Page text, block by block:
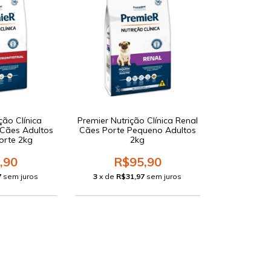
Clínica
Adultos
2kg
sem juros
Premier Nutrição Clínica Renal
Cães Porte Pequeno Adultos
2kg
R$95,90
3 x de R$31,97 sem juros